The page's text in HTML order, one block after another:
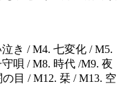
き / M4. 七変化 / M5.
唄 / M8. 時代 /M9. 夜
目 / M12. 栞 / M13. 空